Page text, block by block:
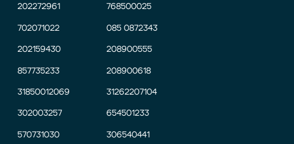
202272961
702071022
202159430
857735233
31850012069
302003257
570731030
768500025
085 0872343
208900555
208900618
31262207104
654501233
306540441